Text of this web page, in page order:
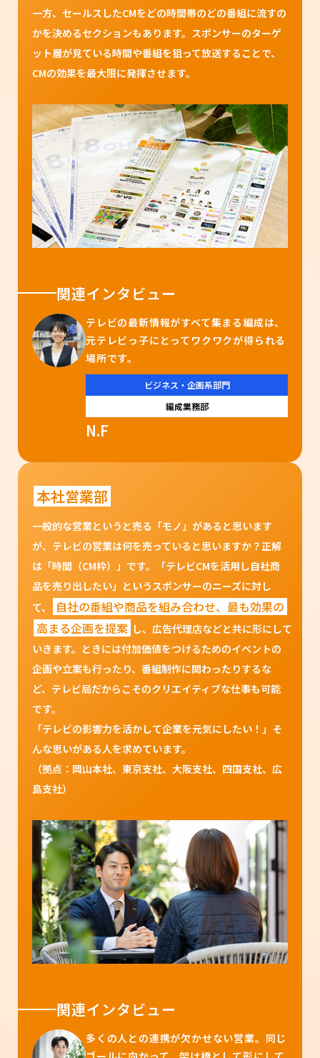
一方、セールスしたCMをどの時間帯のどの番組に流すの
かを決めるセクションもあります。スポンサーのターゲ
ット層が見ている時間や番組を狙って放送することで、
CMの効果を最大限に発揮させます。
関連インタビュー
テレビの最新情報がすべて集まる編成は、
元テレビっ子にとってワクワクが得られる
場所です。
ビジネス・企画系部門
編成業務部
N.F
本社営業部
一般的な営業というと売る「モノ」があると思います
が、テレビの営業は何を売っていると思いますか？正解
は「時間（CM枠）」です。「テレビCMを活用し自社商
品を売り出したい」というスポンサーのニーズに対し
て、
自社の番組や商品を組み合わせ、最も効果の
高まる企画を提案 し、広告代理店などと共に形にして
いきます。ときには付加価値をつけるためのイベントの
企画や立案も行ったり、番組制作に関わったりするな
ど、テレビ局だからこそのクリエイティブな仕事も可能
です。
「テレビの影響力を活かして企業を元気にしたい！」そ
んな思いがある人を求めています。
（拠点：岡山本社、東京支社、大阪支社、四国支社、広
島支社）
関連インタビュー
多くの人との連携が欠かせない営業。同じ